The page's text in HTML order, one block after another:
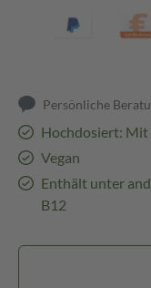
Persönliche
Hochdosiert: Mit
Vegan
Enthält unter
B12